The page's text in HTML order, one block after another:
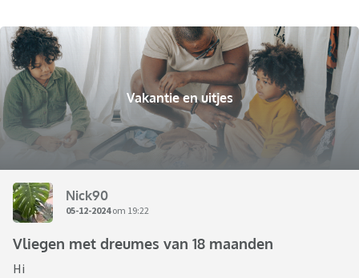
Vakantie en uitjes
Nick90
05-12-2024om 19:22
Vliegen met dreumes van 18 maanden
Hi